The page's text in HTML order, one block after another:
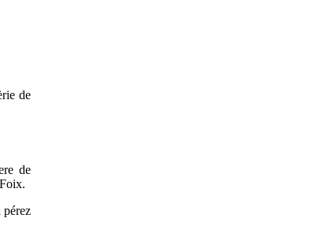
de
de
pérez